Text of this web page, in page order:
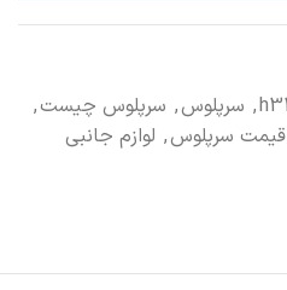
, سرپلوس, سرپلوس چیست,
قیمت سرپلوس, لوازم جانبی